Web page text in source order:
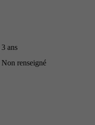
3 ans
Non renseigné